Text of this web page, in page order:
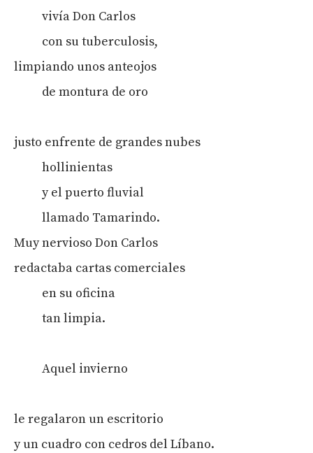
vivía Don Carlos
con su tuberculosis,
limpiando unos anteojos
de montura de oro
justo enfrente de grandes nubes
hollinientas
y el puerto fluvial
llamado Tamarindo.
Muy nervioso Don Carlos
redactaba cartas comerciales
en su oficina
tan limpia.
Aquel invierno
le regalaron un escritorio
y un cuadro con cedros del Líbano.